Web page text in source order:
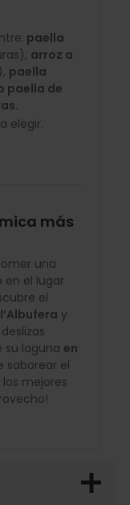
paella
arroz a
paella
paella de
elegir.
más
una
en el lugar
el
y
su laguna en
saborear el
mejores